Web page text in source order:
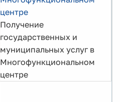
центре
Получение
государственных и
муниципальных услуг в
Многофункциональном
центре